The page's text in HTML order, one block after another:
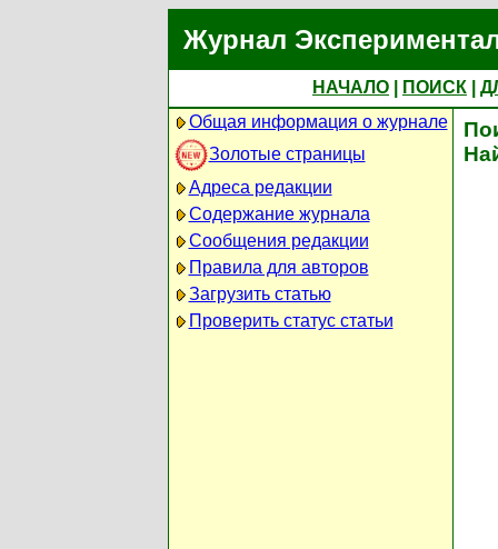
Журнал
НАЧАЛО ПОИСК
Общая информация о журнале
Золотые страницы
Адреса редакции
Содержание журнала
Сообщения редакции
Правила для авторов
Загрузить статью
Проверить статус статьи